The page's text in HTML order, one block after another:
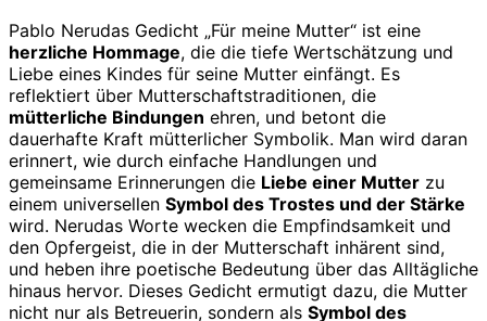
Pablo Nerudas Gedicht „Für meine Mutter“ ist eine
herzliche Hommage, die die tiefe Wertschätzung und
Liebe eines Kindes für seine Mutter einfängt. Es
reflektiert über Mutterschaftstraditionen, die
mütterliche Bindungen ehren, und betont die
dauerhafte Kraft mütterlicher Symbolik. Man wird daran
erinnert, wie durch einfache Handlungen und
gemeinsame Erinnerungen die Liebe einer Mutter zu
einem universellen Symbol des Trostes und der Stärke
wird. Nerudas Worte wecken die Empfindsamkeit und
den Opfergeist, die in der Mutterschaft inhärent sind,
und heben ihre poetische Bedeutung über das Alltägliche
hinaus hervor. Dieses Gedicht ermutigt dazu, die Mutter
nicht nur als Betreuerin, sondern als Symbol des